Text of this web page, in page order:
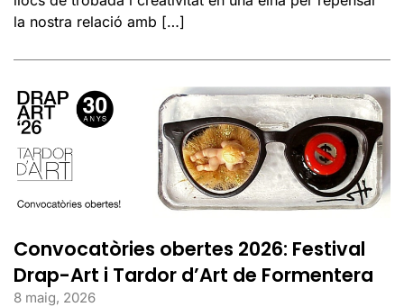
la nostra relació amb […]
Convocatòries obertes 2026: Festival
Drap-Art i Tardor d’Art de Formentera
8 maig, 2026